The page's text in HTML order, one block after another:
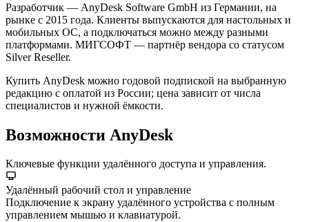
Разработчик — AnyDesk Software GmbH из Германии, на
рынке с 2015 года. Клиенты выпускаются для настольных и
мобильных ОС, а подключаться можно между разными
платформами. МИГСОФТ — партнёр вендора со статусом
Silver Reseller.
Купить AnyDesk можно годовой подпиской на выбранную
редакцию с оплатой из России; цена зависит от числа
специалистов и нужной ёмкости.
Возможности AnyDesk
Ключевые функции удалённого доступа и управления.
Удалённый рабочий стол и управление
Подключение к экрану удалённого устройства с полным
управлением мышью и клавиатурой.